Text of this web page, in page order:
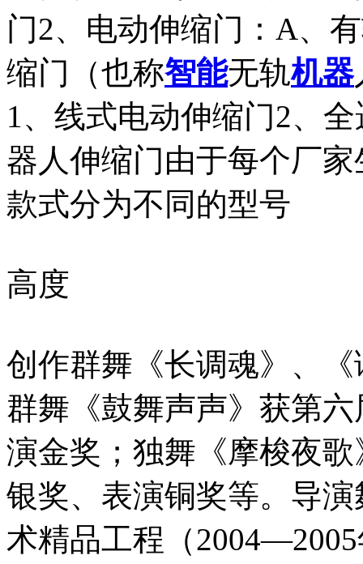
门2、电动伸缩门：A、
缩门（也称智能无轨机器
1、线式电动伸缩门2、
器人伸缩门由于每个厂
款式分为不同的型号
高度
创作群舞《长调魂》、
群舞《鼓舞声声》获第
演金奖；独舞《摩梭夜
银奖、表演铜奖等。导
术精品工程（